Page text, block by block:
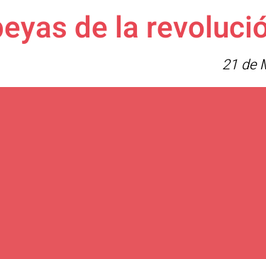
de la
21 de